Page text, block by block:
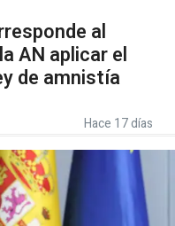
al
AN aplicar el
de amnistía
Hace 17 días